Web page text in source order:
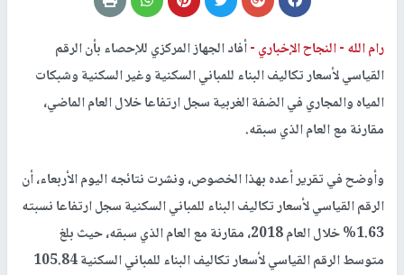
رام الله -النجاح الإخباري -أفاد الجهاز المركزي للإحصاء بأن الرقم
القياسي لأسعار تكاليف البناء للمباني السكنية وغير السكنية وشبكات
المياه والمجاري في الضفة الغربية سجل ارتفاعا خلال العام الماضي،
مقارنة مع العام الذي سبقه.
وأوضح في تقرير أعده بهذا الخصوص، ونشرت نتائجه اليوم الأربعاء، أن
الرقم القياسي لأسعار تكاليف البناء للمباني السكنية سجل ارتفاعا نسبته
1.63% خلال العام 2018، مقارنة مع العام الذي سبقه، حيث بلغ
متوسط الرقم القياسي لأسعار تكاليف البناء للمباني السكنية 105.84